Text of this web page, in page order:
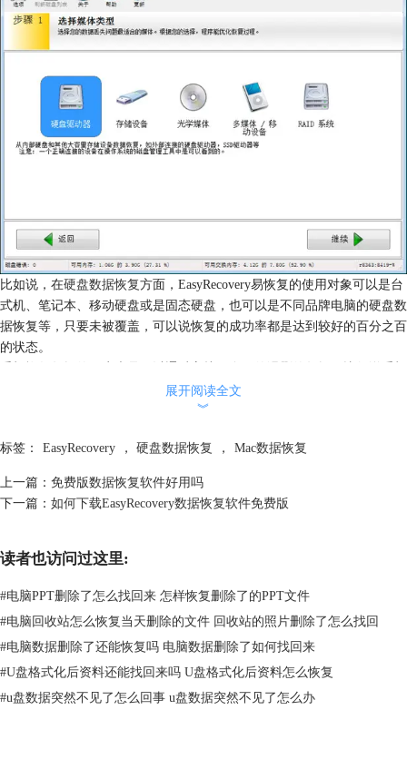
比如说，在硬盘数据恢复方面，EasyRecovery易恢复的使用对象可以是台
式机、笔记本、移动硬盘或是固态硬盘，也可以是不同品牌电脑的硬盘数
据恢复等，只要未被覆盖，可以说恢复的成功率都是达到较好的百分之百
的状态。
内存卡上的照片、音乐、视频等等，再也无需担心自己保留在手机里的珍
贵记忆丢失，可操作性强，数据找回率高，时间周期短都是它的过人之
不得不说的是EasyRecovery易恢复的安全度也是高水准的，用户无需担心
有病毒木马或者是其它不良程序，尽管可以安心的使用，舒心地找回自己
丢失的数据。
展开阅读全文
︾
标签： EasyRecovery ， 硬盘数据恢复 ， Mac数据恢复
上一篇： 免费版数据恢复软件好用吗
下一篇： 如何下载EasyRecovery数据恢复软件免费版
读者也访问过这里:
#电脑PPT删除了怎么找回来 怎样恢复删除了的PPT文件
#电脑回收站怎么恢复当天删除的文件 回收站的照片删除了怎么找回
#电脑数据删除了还能恢复吗 电脑数据删除了如何找回来
#U盘格式化后资料还能找回来吗 U盘格式化后资料怎么恢复
#u盘数据突然不见了怎么回事 u盘数据突然不见了怎么办